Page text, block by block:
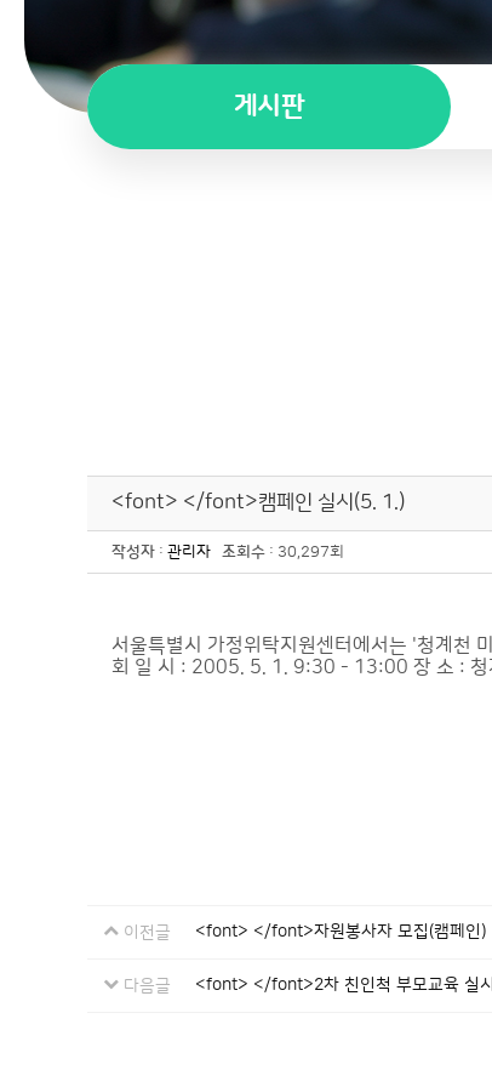
게시판
<font> </font>캠페인 실시(5. 1.)
작성자 : 관리자 조회수 : 30,297회
서울특별시 가정위탁지원센터에서는 '청계천
회 일 시 : 2005. 5. 1. 9:30 - 13:00 장 소 : 청
이전글 <font> </font>자원봉사자 모집(캠페인)
다음글 <font> </font>2차 친인척 부모교육 실시